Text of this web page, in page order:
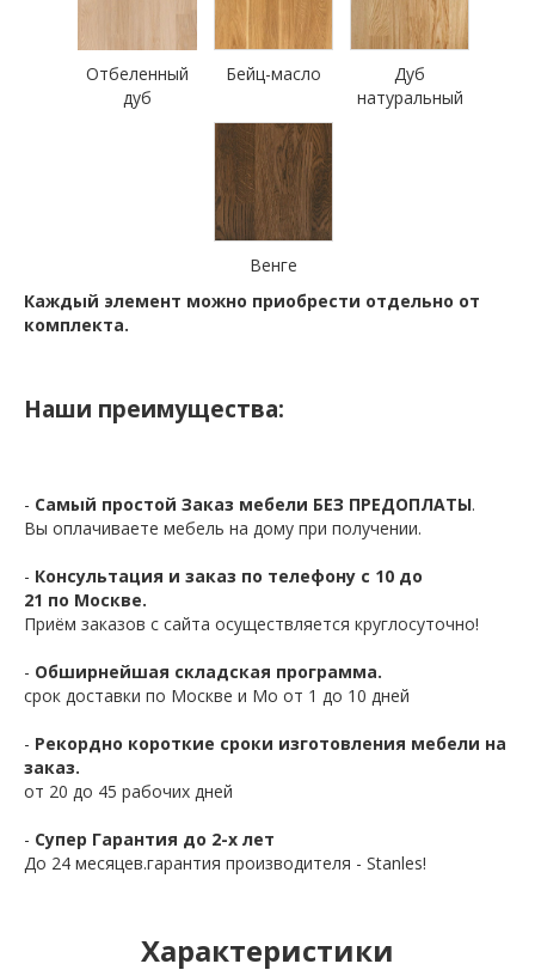
Отбеленный
дуб
Бейц-масло
Дуб
натуральный
Венге
Каждый элемент можно приобрести отдельно от
комплекта.
Наши преимущества:
- Самый простой Заказ мебели БЕЗ ПРЕДОПЛАТЫ.
Вы оплачиваете мебель на дому при получении.
- Консультация и заказ по телефону с 10 до
21 по Москве.
Приём заказов с сайта осуществляется круглосуточно!
- Обширнейшая складская программа.
срок доставки по Москве и Мо от 1 до 10 дней
- Рекордно короткие сроки изготовления мебели на
заказ.
от 20 до 45 рабочих дней
- Супер Гарантия до 2-х лет
До 24 месяцев.гарантия производителя - Stanles!
Характеристики